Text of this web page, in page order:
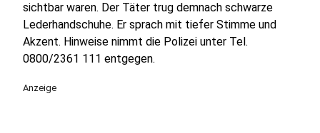
sichtbar waren. Der Täter trug demnach schwarze
Lederhandschuhe. Er sprach mit tiefer Stimme und
Akzent. Hinweise nimmt die Polizei unter Tel.
0800/2361 111 entgegen.
Anzeige